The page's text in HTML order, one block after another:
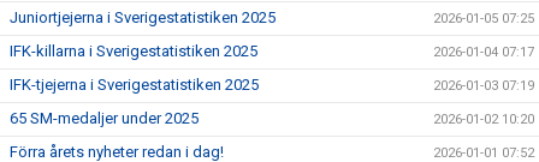
Juniortjejerna i Sverigestatistiken 2025 2026-01-05 07:25
IFK-killarna i Sverigestatistiken 2025 2026-01-04 07:17
IFK-tjejerna i Sverigestatistiken 2025 2026-01-03 07:19
65 SM-medaljer under 2025 2026-01-02 10:20
Förra årets nyheter redan i dag! 2026-01-01 07:52